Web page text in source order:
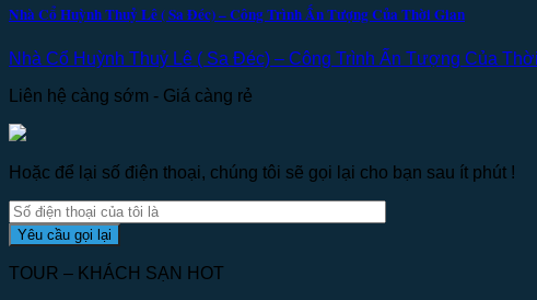
Nhà Cổ Huỳnh Thuỷ Lê ( Sa Đéc) – Công Trình Ấn Tượng Của Thời Gian
Nhà Cổ Huỳnh Thuỷ Lê ( Sa Đéc) – Công Trình Ấn Tượng Của
Liên hệ càng sớm - Giá càng rẻ
Hoặc để lại số điện thoại, chúng tôi sẽ gọi lại cho bạn sau ít phút !
TOUR – KHÁCH SẠN HOT